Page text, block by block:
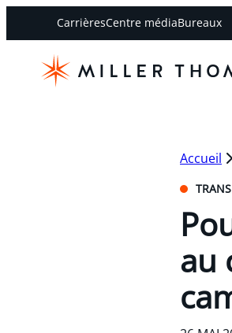
CarrièresCentre médiaBureaux
Accueil
au